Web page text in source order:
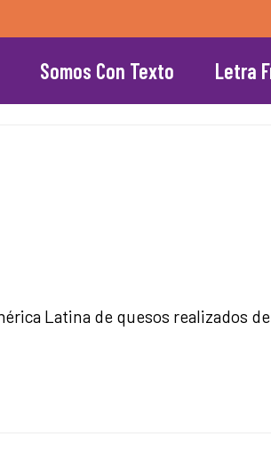
Somos Con Texto Letra
Latina de quesos realizados